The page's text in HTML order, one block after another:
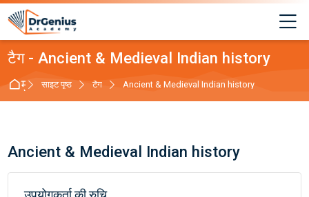
Skip to navigation
Skip to login form
छोड़ कर मुख्य सामग्री पर जाएं
Skip to footer
टैग - Ancient & Medieval Indian history
मुख्य पेज
साइट पृष्ठ टैग Ancient & Medieval Indian history
Ancient & Medieval Indian history